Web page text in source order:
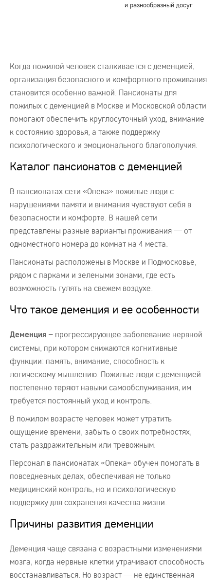
и разнообразный досуг
Когда пожилой человек сталкивается с деменцией,
организация безопасного и комфортного проживания
становится особенно важной. Пансионаты для
пожилых с деменцией в Москве и Московской области
помогают обеспечить круглосуточный уход, внимание
к состоянию здоровья, а также поддержку
психологического и эмоционального благополучия.
Каталог пансионатов с деменцией
В пансионатах сети «Опека» пожилые люди с
нарушениями памяти и внимания чувствуют себя в
безопасности и комфорте. В нашей сети
представлены разные варианты проживания — от
одноместного номера до комнат на 4 места.
Пансионаты расположены в Москве и Подмосковье,
рядом с парками и зелеными зонами, где есть
возможность гулять на свежем воздухе.
Что такое деменция и ее особенности
Деменция – прогрессирующее заболевание нервной
системы, при котором снижаются когнитивные
функции: память, внимание, способность к
логическому мышлению. Пожилые люди с деменцией
постепенно теряют навыки самообслуживания, им
требуется постоянный уход и контроль.
В пожилом возрасте человек может утратить
ощущение времени, забыть о своих потребностях,
стать раздражительным или тревожным.
Персонал в пансионатах «Опека» обучен помогать в
повседневных делах, обеспечивая не только
медицинский контроль, но и психологическую
поддержку для сохранения качества жизни.
Причины развития деменции
Деменция чаще связана с возрастными изменениями
мозга, когда нервные клетки утрачивают способность
восстанавливаться. Но возраст — не единственная